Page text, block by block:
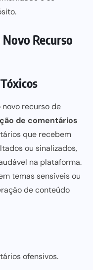
Recurso
recurso de
de comentários
que recebem
ou sinalizados,
na plataforma.
temas sensíveis ou
de conteúdo
ofensivos.